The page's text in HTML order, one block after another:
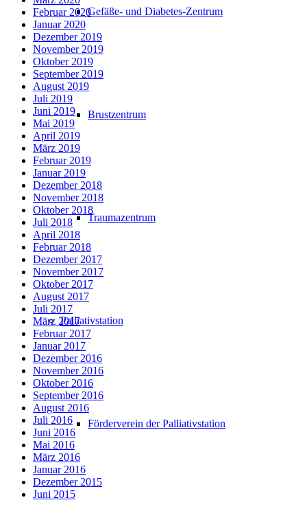
Gefäße- und Diabetes-Zentrum
Brustzentrum
Traumazentrum
Palliativstation
Förderverein der Palliativstation
Februar 2020
Januar 2020
Dezember 2019
November 2019
Oktober 2019
September 2019
August 2019
Juli 2019
Juni 2019
Mai 2019
April 2019
März 2019
Februar 2019
Januar 2019
Dezember 2018
November 2018
Oktober 2018
Juli 2018
April 2018
Februar 2018
Dezember 2017
November 2017
Oktober 2017
August 2017
Juli 2017
März 2017
Februar 2017
Januar 2017
Dezember 2016
November 2016
Oktober 2016
September 2016
August 2016
Juli 2016
Juni 2016
Mai 2016
März 2016
Januar 2016
Dezember 2015
Juni 2015